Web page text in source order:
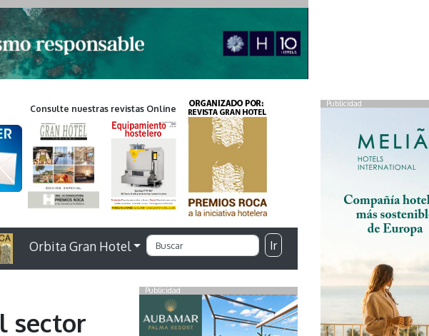
Publicidad
Consulte nuestras revistas Online
Orbita Gran Hotel Ir
sector
Publicidad